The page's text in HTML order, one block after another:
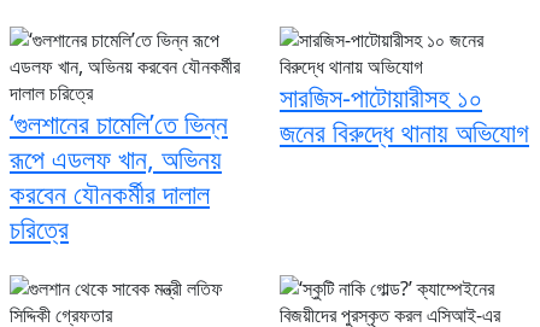
‘গুলশানের চামেলি’তে ভিন্ন
রূপে এডলফ খান, অভিনয়
করবেন যৌনকর্মীর দালাল
চরিত্রে
সারজিস-পাটোয়ারীসহ ১০
জনের বিরুদ্ধে থানায় অভিযোগ